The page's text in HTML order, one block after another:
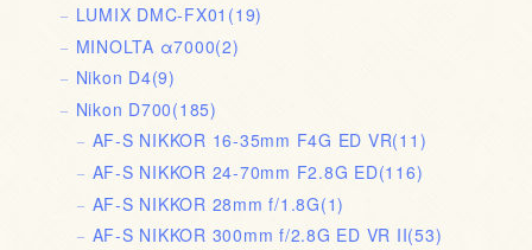
LUMIX DMC-FX01 (19)
MINOLTA α7000(2)
Nikon D4(9)
Nikon D700(185)
AF-S NIKKOR 16-35mm F4G ED VR(11)
AF-S NIKKOR 24-70mm F2.8G ED(116)
AF-S NIKKOR 28mm f/1.8G(1)
AF-S NIKKOR 300mm f/2.8G ED VR II(53)